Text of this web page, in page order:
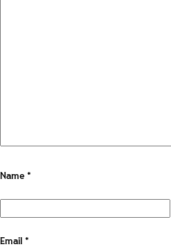
Name*
Email*